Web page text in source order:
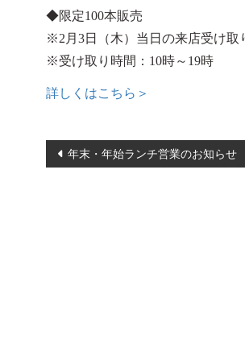
◆限定100本販売
※2月3日（木）当日の来店受け取
※受け取り時間：10時～19時
詳しくはこちら＞
投
稿
年末・年始ランチ営業のお知らせ